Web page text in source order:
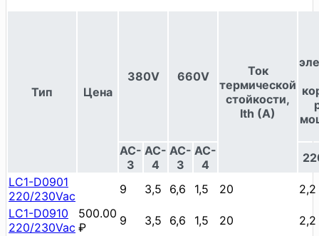
Тип Цена
380V 660V
Ток
термической
стойкости,
Ith (A)
AC-
3
AC-
4
AC-
3
AC-
4
LC1-D0901
220/230Vac
9 3,5 6,6 1,5 20
2,2
LC1-D0910
220/230Vac
500.00
₽
9 3,5 6,6 1,5 20
2,2